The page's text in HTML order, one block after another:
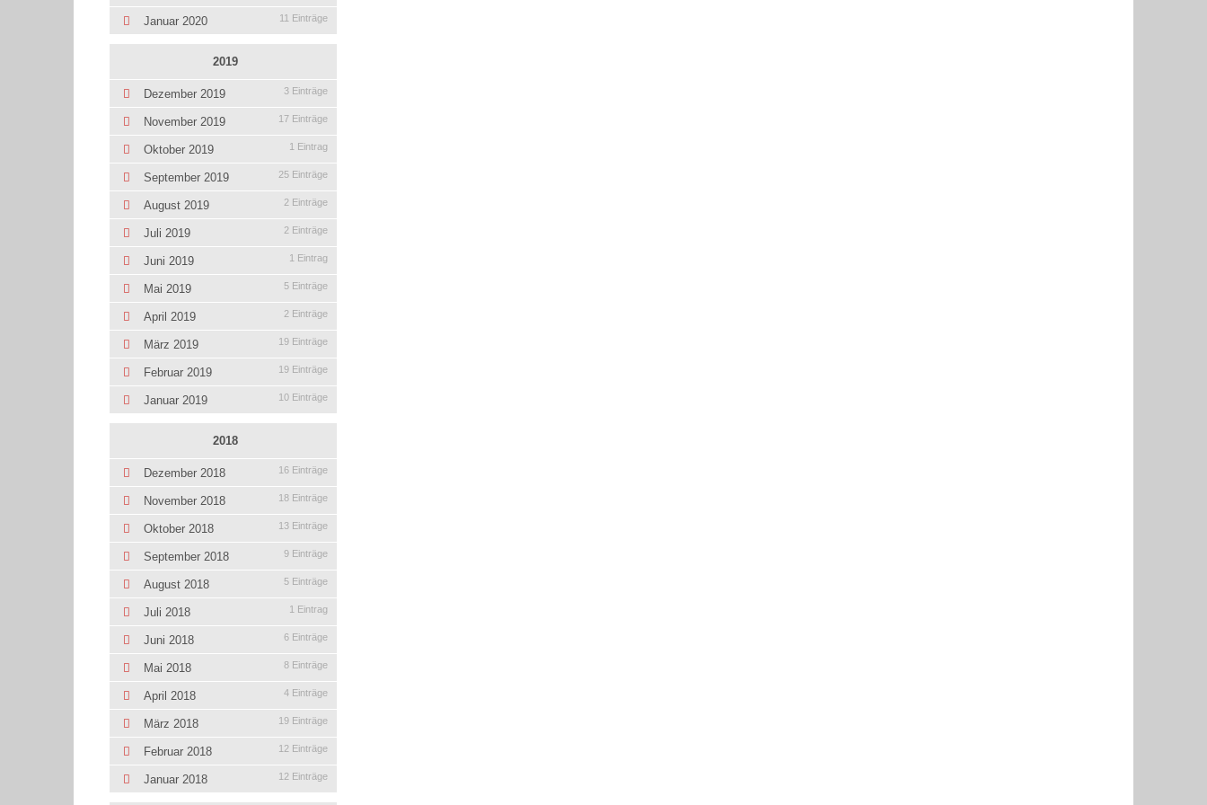
Januar 2020 11 Einträge
2019
Dezember 2019 3 Einträge
November 2019 17 Einträge
Oktober 2019 1 Eintrag
September 2019 25 Einträge
August 2019 2 Einträge
Juli 2019 2 Einträge
Juni 2019 1 Eintrag
Mai 2019 5 Einträge
April 2019 2 Einträge
März 2019 19 Einträge
Februar 2019 19 Einträge
Januar 2019 10 Einträge
2018
Dezember 2018 16 Einträge
November 2018 18 Einträge
Oktober 2018 13 Einträge
September 2018 9 Einträge
August 2018 5 Einträge
Juli 2018 1 Eintrag
Juni 2018 6 Einträge
Mai 2018 8 Einträge
April 2018 4 Einträge
März 2018 19 Einträge
Februar 2018 12 Einträge
Januar 2018 12 Einträge